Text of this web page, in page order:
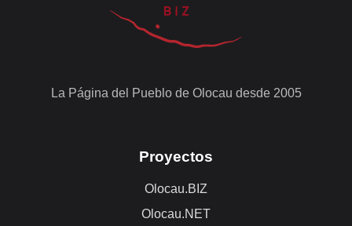
La Página del Pueblo de Olocau desde 2005
Proyectos
Olocau.BIZ
Olocau.NET